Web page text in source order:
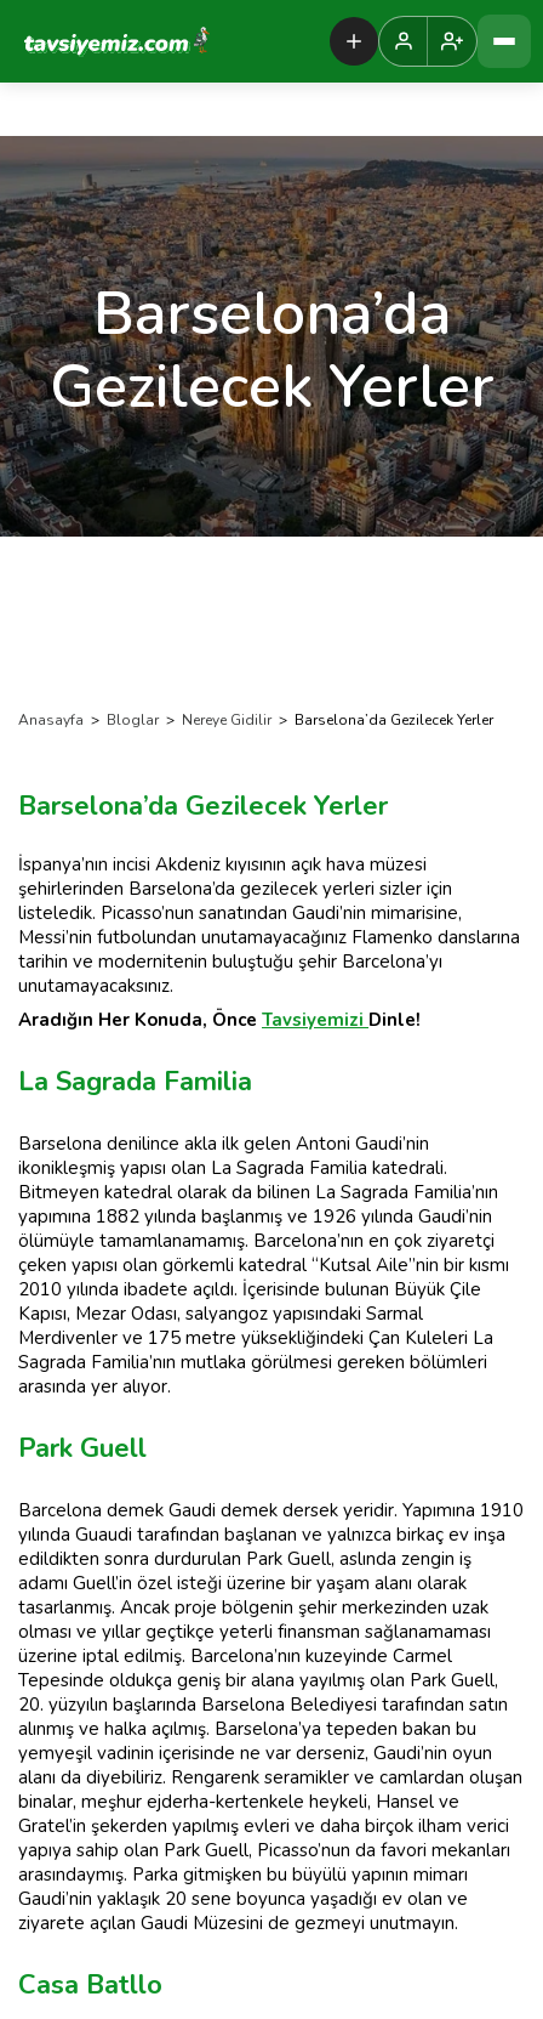
Tavsiyemiz Anasayfa
Barselona’da
Gezilecek Yerler
Anasayfa > Bloglar > Nereye Gidilir > Barselona’da Gezilecek Yerler
Barselona’da Gezilecek Yerler
İspanya’nın incisi Akdeniz kıyısının açık hava müzesi
şehirlerinden Barselona’da gezilecek yerleri sizler için
listeledik. Picasso’nun sanatından Gaudi’nin mimarisine,
Messi’nin futbolundan unutamayacağınız Flamenko danslarına
tarihin ve modernitenin buluştuğu şehir Barcelona’yı
unutamayacaksınız.
Aradığın Her Konuda, Önce Tavsiyemizi Dinle!
La Sagrada Familia
Barselona denilince akla ilk gelen Antoni Gaudi’nin
ikonikleşmiş yapısı olan La Sagrada Familia katedrali.
Bitmeyen katedral olarak da bilinen La Sagrada Familia’nın
yapımına 1882 yılında başlanmış ve 1926 yılında Gaudi’nin
ölümüyle tamamlanamamış. Barcelona’nın en çok ziyaretçi
çeken yapısı olan görkemli katedral “Kutsal Aile”nin bir kısmı
2010 yılında ibadete açıldı. İçerisinde bulunan Büyük Çile
Kapısı, Mezar Odası, salyangoz yapısındaki Sarmal
Merdivenler ve 175 metre yüksekliğindeki Çan Kuleleri La
Sagrada Familia’nın mutlaka görülmesi gereken bölümleri
arasında yer alıyor.
Park Guell
Barcelona demek Gaudi demek dersek yeridir. Yapımına 1910
yılında Guaudi tarafından başlanan ve yalnızca birkaç ev inşa
edildikten sonra durdurulan Park Guell, aslında zengin iş
adamı Guell’in özel isteği üzerine bir yaşam alanı olarak
tasarlanmış. Ancak proje bölgenin şehir merkezinden uzak
olması ve yıllar geçtikçe yeterli finansman sağlanamaması
üzerine iptal edilmiş. Barcelona’nın kuzeyinde Carmel
Tepesinde oldukça geniş bir alana yayılmış olan Park Guell,
20. yüzyılın başlarında Barselona Belediyesi tarafından satın
alınmış ve halka açılmış. Barselona’ya tepeden bakan bu
yemyeşil vadinin içerisinde ne var derseniz, Gaudi’nin oyun
alanı da diyebiliriz. Rengarenk seramikler ve camlardan oluşan
binalar, meşhur ejderha-kertenkele heykeli, Hansel ve
Gratel’in şekerden yapılmış evleri ve daha birçok ilham verici
yapıya sahip olan Park Guell, Picasso’nun da favori mekanları
arasındaymış. Parka gitmişken bu büyülü yapının mimarı
Gaudi’nin yaklaşık 20 sene boyunca yaşadığı ev olan ve
ziyarete açılan Gaudi Müzesini de gezmeyi unutmayın.
Casa Batllo